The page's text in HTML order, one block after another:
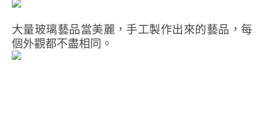
大量玻璃藝品當美麗，手工製作出來的藝品，每
個外觀都不盡相同。